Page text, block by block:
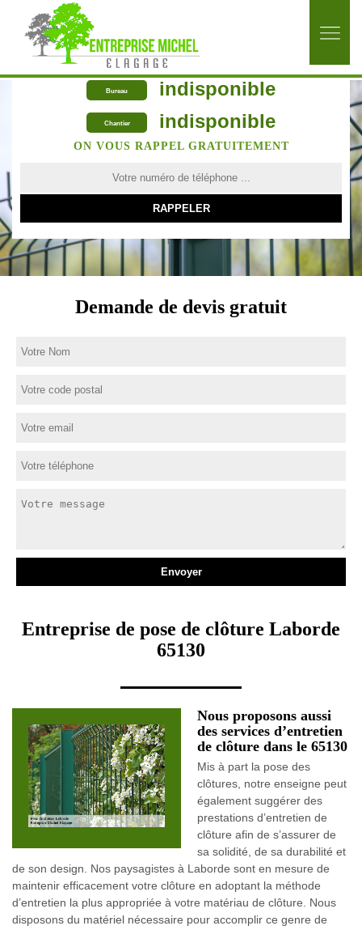
Bureau indisponible
Chantier indisponible
ON VOUS RAPPEL GRATUITEMENT
Demande de devis gratuit
Entreprise de pose de clôture Laborde
65130
Nous proposons aussi
des services d’entretien
de clôture dans le 65130
Mis à part la pose des
clôtures, notre enseigne peut
également suggérer des
prestations d’entretien de
clôture afin de s’assurer de
sa solidité, de sa durabilité et
de son design. Nos paysagistes à Laborde sont en mesure de
maintenir efficacement votre clôture en adoptant la méthode
d’entretien la plus appropriée à votre matériau de clôture. Nous
disposons du matériel nécessaire pour accomplir ce genre de